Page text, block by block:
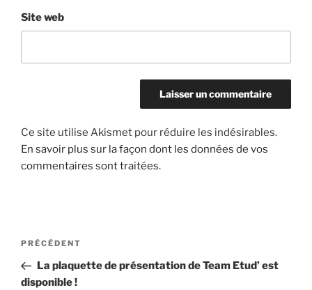
Site web
Ce site utilise Akismet pour réduire les indésirables.
En savoir plus sur la façon dont les données de vos
commentaires sont traitées.
Navigation
l’article
Article
précédent
PRÉCÉDENT
La plaquette de présentation de Team Etud’ est
disponible !